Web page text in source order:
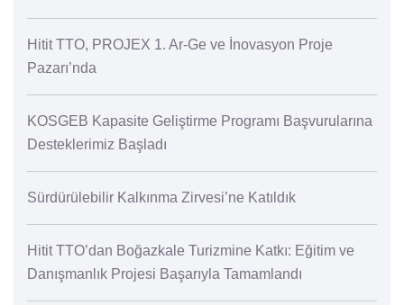
Hitit TTO, PROJEX 1. Ar-Ge ve İnovasyon Proje
Pazarı’nda
KOSGEB Kapasite Geliştirme Programı Başvurularına
Desteklerimiz Başladı
Sürdürülebilir Kalkınma Zirvesi’ne Katıldık
Hitit TTO’dan Boğazkale Turizmine Katkı: Eğitim ve
Danışmanlık Projesi Başarıyla Tamamlandı